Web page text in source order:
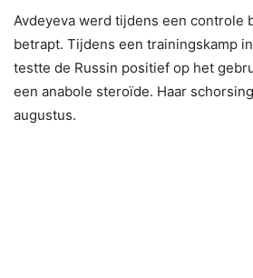
Avdeyeva werd tijdens een controle
betrapt. Tijdens een trainingskamp
testte de Russin positief op het
een anabole steroïde. Haar
augustus.